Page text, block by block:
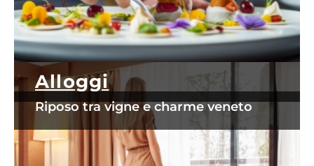
Alloggi
Riposo tra vigne e charme veneto